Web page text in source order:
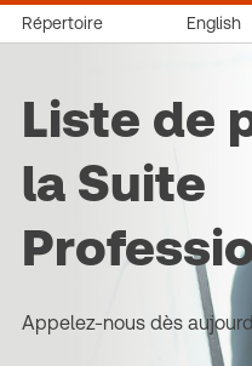
Répertoire English
Liste de
la Suite
Appelez-nous dès